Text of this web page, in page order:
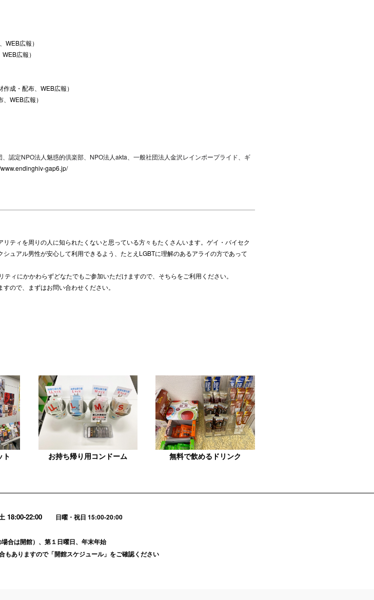
広報）
広報）
成・配布、WEB広報）
WEB広報）
認定NPO法人魅惑的倶楽部、NPO法人akta、一般社団法人金沢レインボープライド、ギ
gap6.jp/
ティを周りの人に知られたくないと思っている方々もたくさんいます。ゲイ・バイセク
ュアル男性が安心して利用できるよう、たとえLGBTに理解のあるアライの方であって
ティにかかわらずどなたでもご参加いただけますので、そちらをご利用ください。
ので、まずはお問い合わせください。
ト お持ち帰り用コンドーム 無料で飲めるドリンク
18:00-22:00 日曜・祝日 15:00-20:00
合は開館）、第１日曜日、年末年始
もありますので「開館スケジュール」をご確認ください